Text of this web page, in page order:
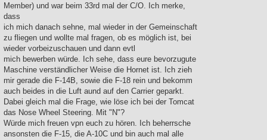
Member) und war beim 33rd mal der C/O. Ich merke,
dass
ich mich danach sehne, mal wieder in der Gemeinschaft
zu fliegen und wollte mal fragen, ob es möglich ist, bei
wieder vorbeizuschauen und dann evtl
mich bewerben würde. Ich sehe, dass eure bevorzugute
Maschine verständlicher Weise die Hornet ist. Ich zieh
mir gerade die F-14B, sowie die F-18 rein und bekomm
auch beides in die Luft aund auf den Carrier geparkt.
Dabei gleich mal die Frage, wie löse ich bei der Tomcat
das Nose Wheel Steering. Mit "N"?
Würde mich freuen vpn euch zu hören. Ich beherrsche
ansonsten die F-15, die A-10C und bin auch mal alle